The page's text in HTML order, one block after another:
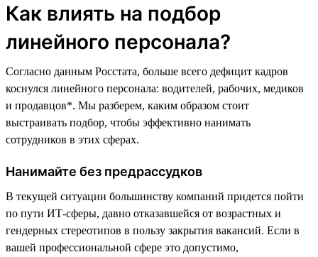
Как влиять на подбор
линейного персонала?
Согласно данным Росстата, больше всего дефицит кадров
коснулся линейного персонала: водителей, рабочих, медиков
и продавцов*. Мы разберем, каким образом стоит
выстраивать подбор, чтобы эффективно нанимать
сотрудников в этих сферах.
Нанимайте без предрассудков
В текущей ситуации большинству компаний придется пойти
по пути ИТ-сферы, давно отказавшейся от возрастных и
гендерных стереотипов в пользу закрытия вакансий. Если в
вашей профессиональной сфере это допустимо,